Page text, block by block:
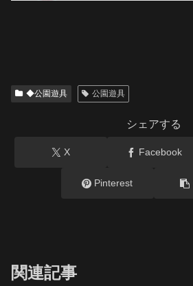
◆公園遊具 公園遊具
シェアする
X Facebook
Pinterest
関連記事